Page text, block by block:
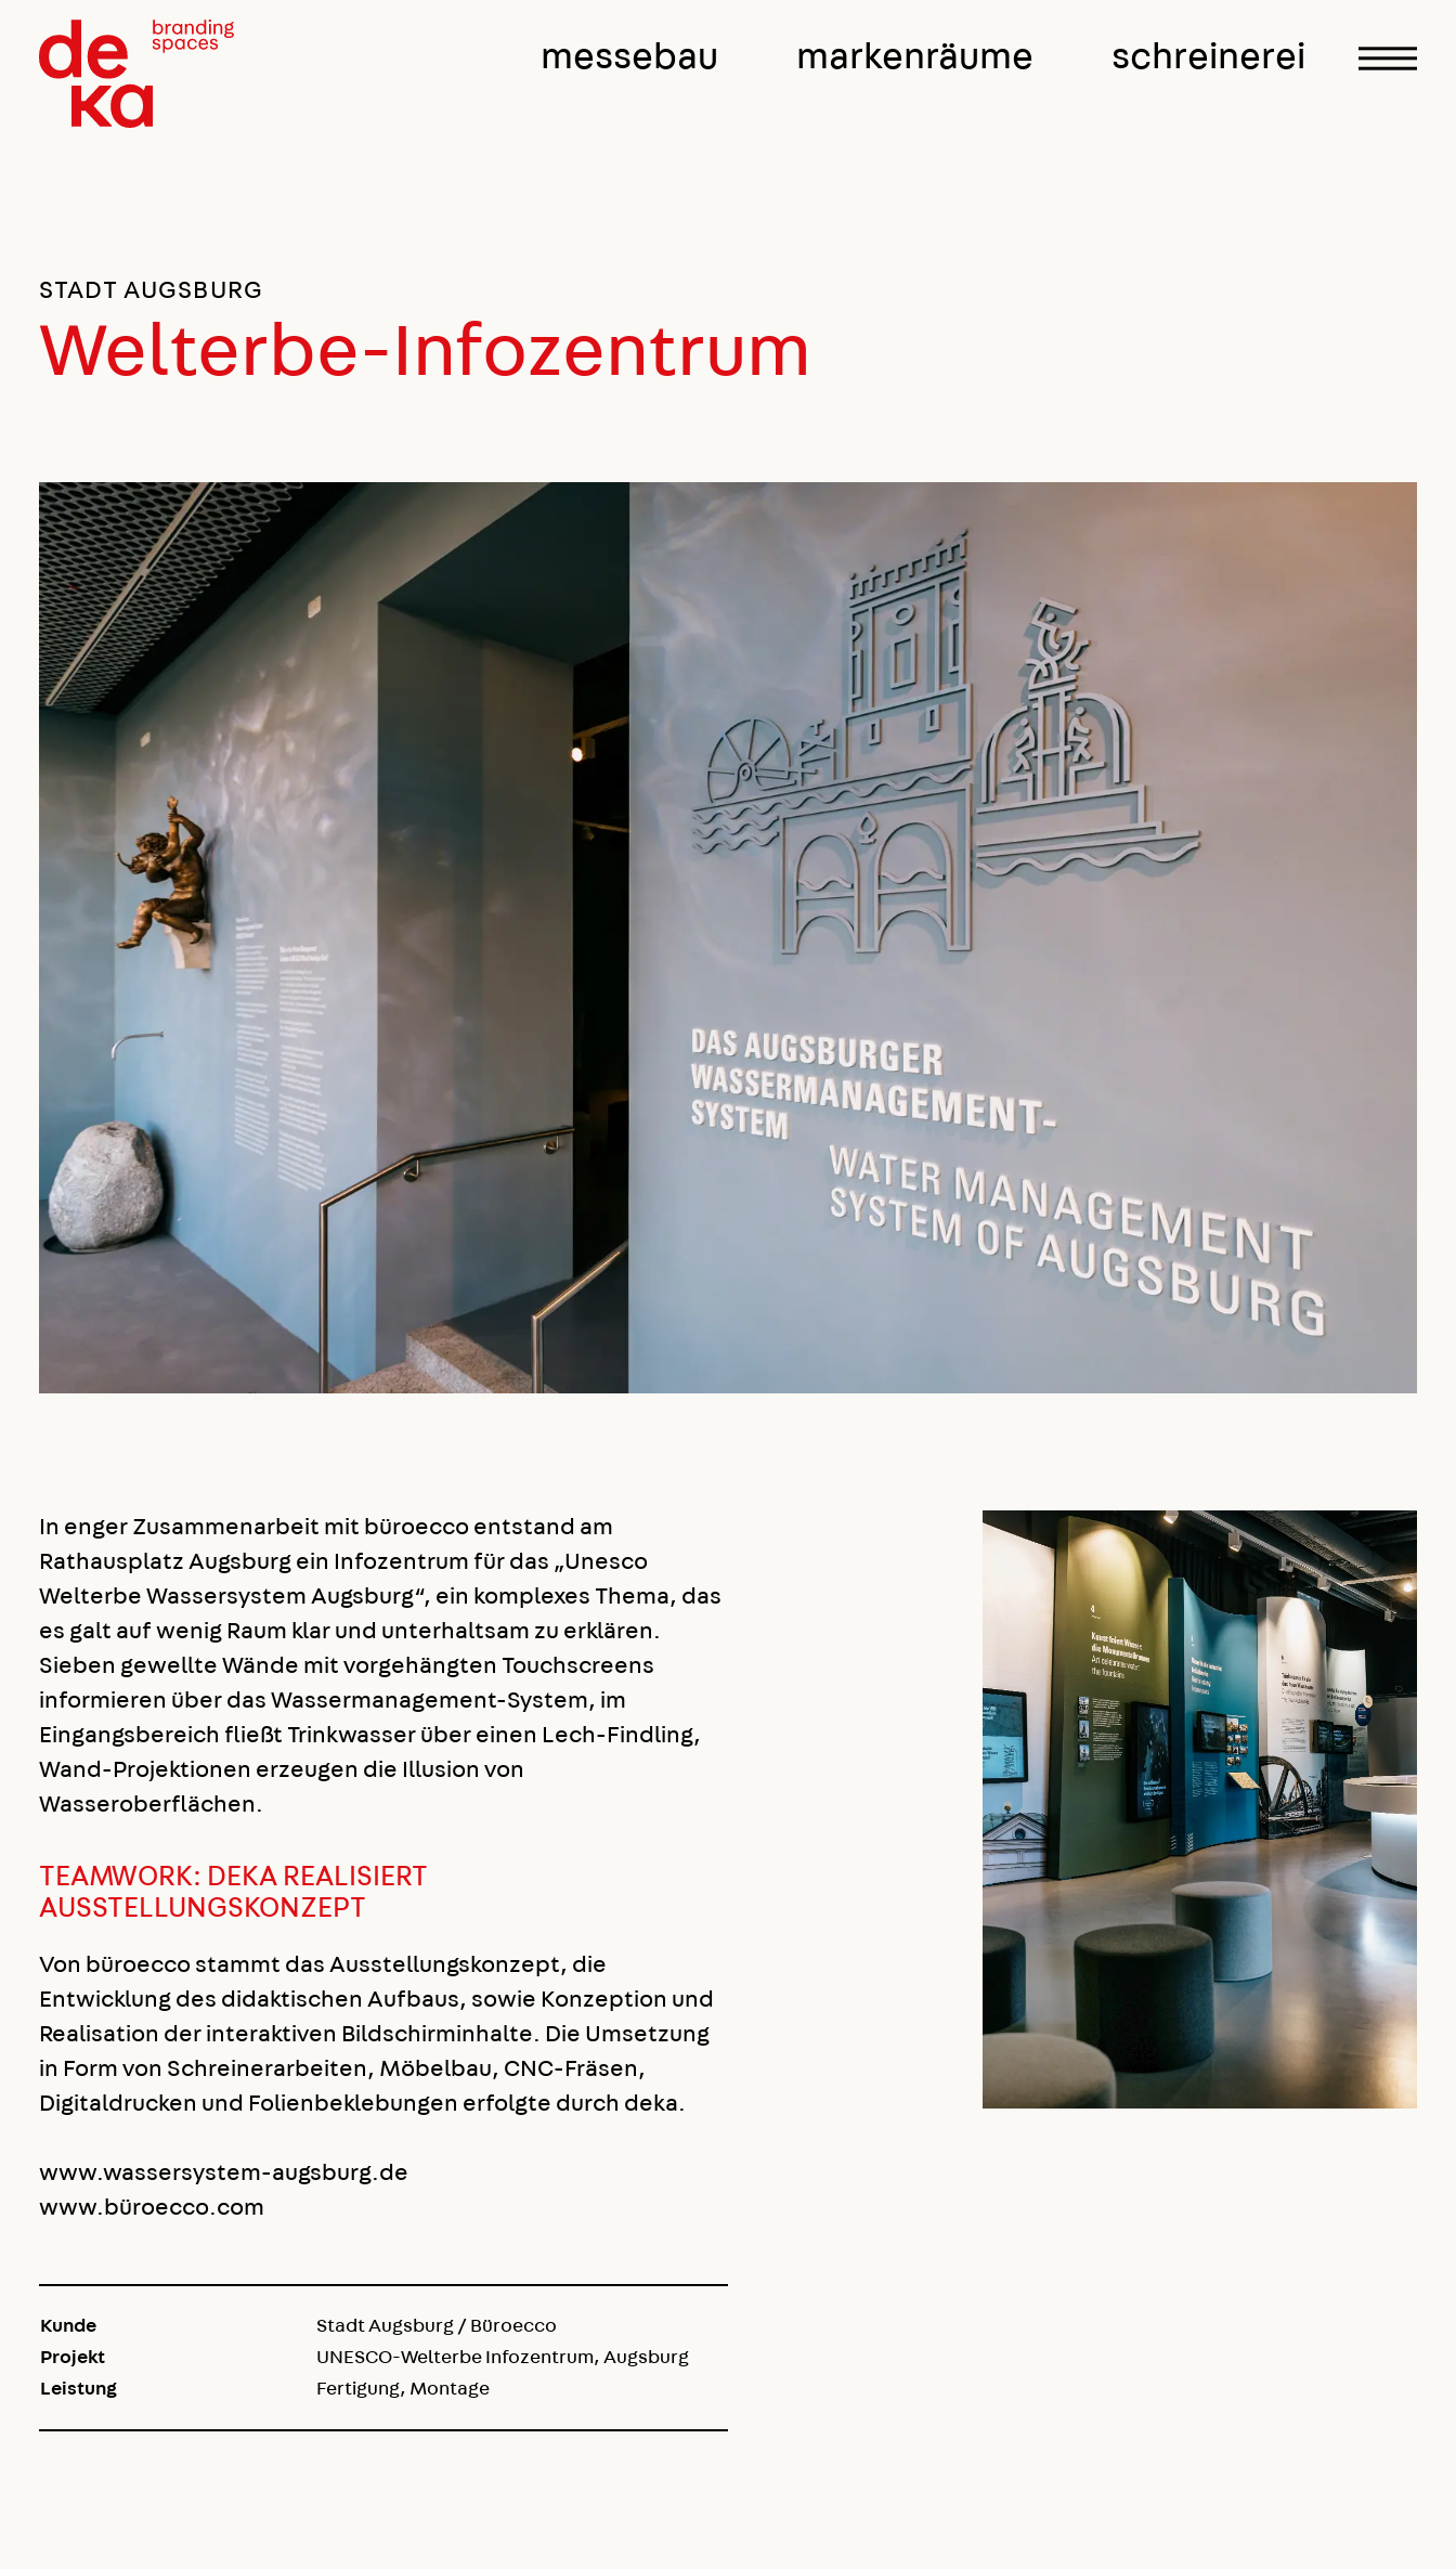
messebau markenräume schreinerei
STADT AUGSBURG
Welterbe-Infozentrum
In enger Zusammenarbeit mit büroecco entstand am
Rathausplatz Augsburg ein Infozentrum für das „Unesco
Welterbe Wassersystem Augsburg“, ein komplexes Thema, das
es galt auf wenig Raum klar und unterhaltsam zu erklären.
Sieben gewellte Wände mit vorgehängten Touchscreens
informieren über das Wassermanagement-System, im
Eingangsbereich fließt Trinkwasser über einen Lech-Findling,
Wand-Projektionen erzeugen die Illusion von
Wasseroberflächen.
TEAMWORK: DEKA REALISIERT
AUSSTELLUNGSKONZEPT
Von büroecco stammt das Ausstellungskonzept, die
Entwicklung des didaktischen Aufbaus, sowie Konzeption und
Realisation der interaktiven Bildschirminhalte. Die Umsetzung
in Form von Schreinerarbeiten, Möbelbau, CNC-Fräsen,
Digitaldrucken und Folienbeklebungen erfolgte durch deka.
www.wassersystem-augsburg.de
www.büroecco.com
Kunde
Stadt Augsburg / Büroecco
Projekt
UNESCO-Welterbe Infozentrum, Augsburg
Leistung
Fertigung, Montage